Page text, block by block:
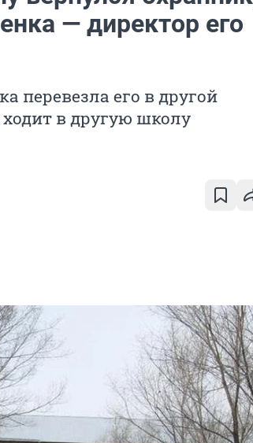
— директор его
перевезла его в другой
в другую школу